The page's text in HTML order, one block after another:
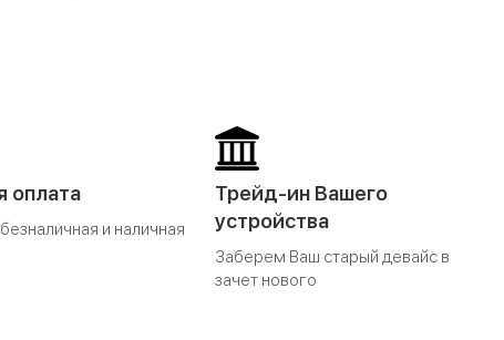
оплата
и наличная
Трейд-ин Вашего
устройства
Заберем Ваш старый девайс в
зачет нового